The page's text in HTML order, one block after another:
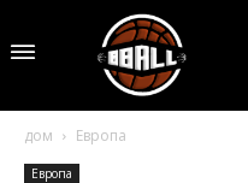
дом Европа
Европа